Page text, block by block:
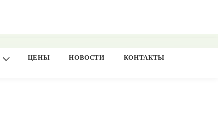
ЦЕНЫ НОВОСТИ КОНТАКТЫ